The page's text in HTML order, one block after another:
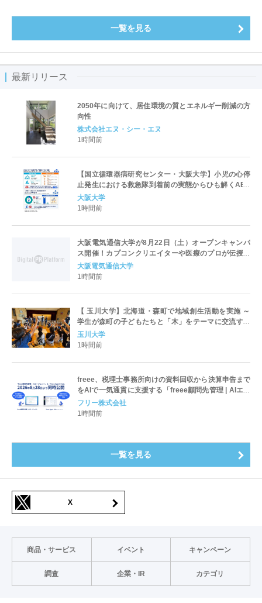
一覧を見る
最新リリース
2050年に向けて、居住環境の質とエネルギー削減の方
向性
株式会社エヌ・シー・エヌ
1時間前
【国立循環器病研究センター・大阪大学】小児の心停
止発生における救急隊到着前の実態からひも解くAED
パッド装着と良好な神経学的転帰との関連性
大阪大学
1時間前
大阪電気通信大学が8月22日（土）オープンキャンパ
ス開催！カプコンクリエイターや医療のプロが伝授！
未来を拓く特別講演を実施～「万博レガシーイベン
ト」会場と本学会場をフィジカルアバターでつなぐコ
大阪電気通信大学
1時間前
【 玉川大学】北海道・森町で地域創生活動を実施 ～
学生が森町の子どもたちと「木」をテーマに交流する
プロジェクト ～［ 8月21日・22日 現地取材のご案内
］
玉川大学
1時間前
freee、税理士事務所向けの資料回収から決算申告まで
をAIで一気通貫に支援する「freee顧問先管理 | AIエー
ジェント」と「freee Agent Hub」をfAD2026にて公
開
フリー株式会社
1時間前
一覧を見る
X
商品・サービス イベント キャンペーン
調査 企業・IR カテゴリ